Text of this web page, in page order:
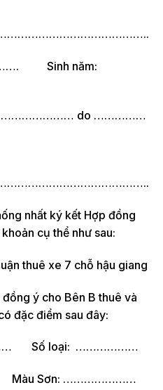
Sinh năm:
số: ………………… do ……………
nhất ký kết Hợp đồng
cụ thể như sau:
thuê xe 7 chỗ hậu giang
ý cho Bên B thuê và
đặc điểm sau đây:
Số loại: ………………
Sơn: …………………